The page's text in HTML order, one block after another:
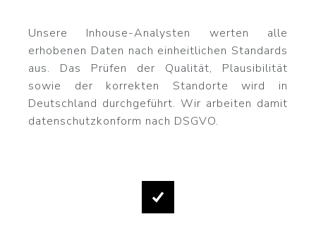
Unsere Inhouse-Analysten werten alle
erhobenen Daten nach einheitlichen Standards
aus. Das Prüfen der Qualität, Plausibilität
sowie der korrekten Standorte wird in
Deutschland durchgeführt. Wir arbeiten damit
datenschutzkonform nach DSGVO.